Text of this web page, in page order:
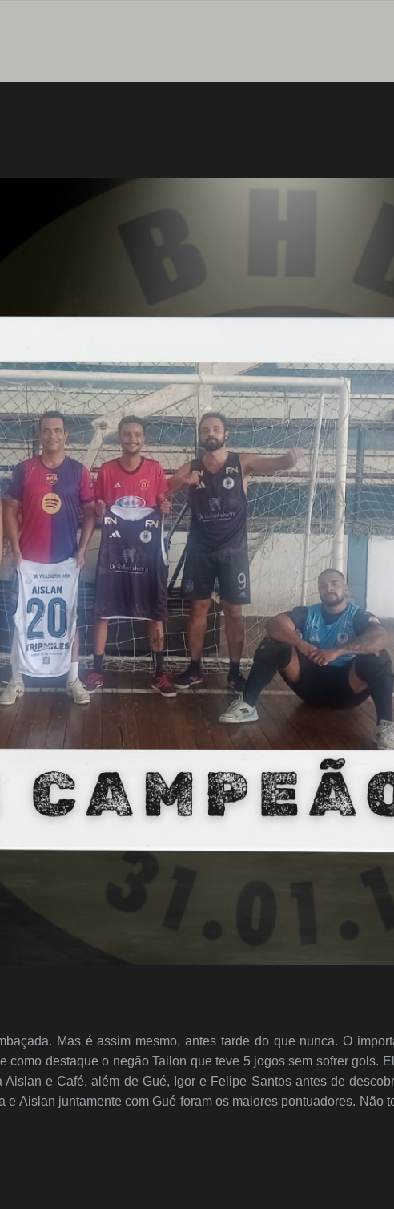
Mas é assim mesmo, antes tarde do que nunca. O
como destaque o negão Tailon que teve 5 jogos sem sofrer gols.
e Café, além de Gué, Igor e Felipe Santos antes de
Aislan juntamente com Gué foram os maiores pontuadores. Não